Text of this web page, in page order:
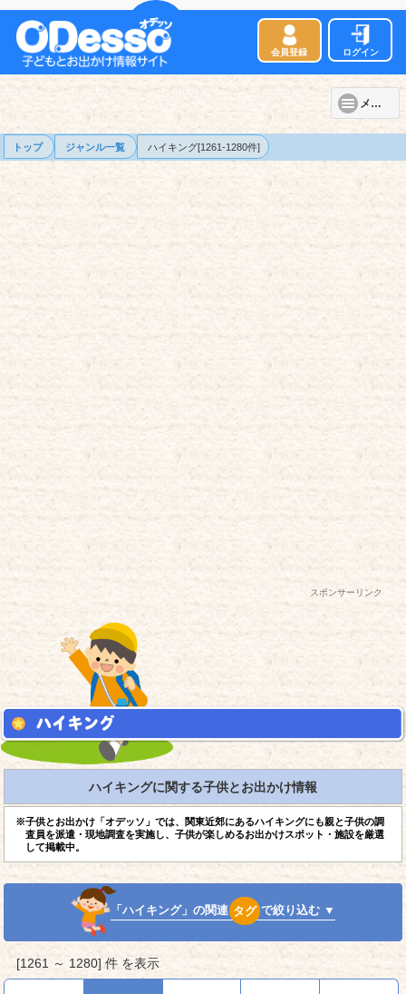
会員登録 ログイン
メニュー
トップ ジャンル一覧 ハイキング[1261-1280件]
スポンサーリンク
ハイキングに関する子供とお出かけ情報
※子供とお出かけ「オデッソ」では、関東近郊にあるハイキングにも親と子供の調
査員を派遣・現地調査を実施し、子供が楽しめるお出かけスポット・施設を厳選
して掲載中。
「ハイキング」の関連 タグ で絞り込む ▼
[1261 ～ 1280] 件 を表示